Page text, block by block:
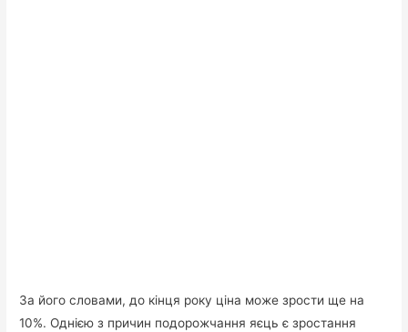
За його словами, до кінця року ціна може зрости ще на
10%. Однією з причин подорожчання яєць є зростання